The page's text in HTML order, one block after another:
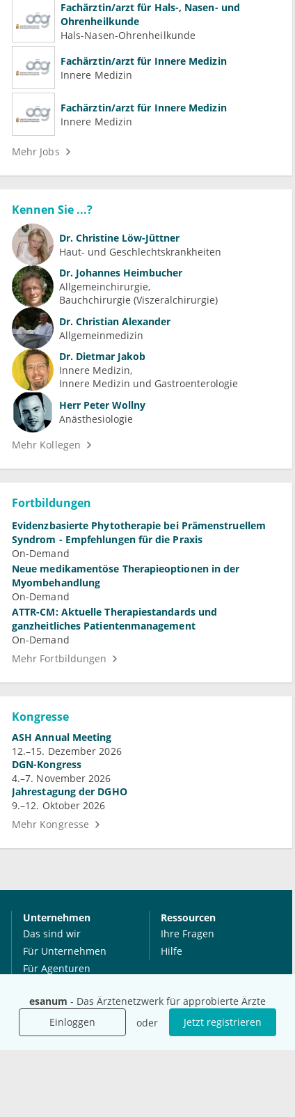
esanum - Das Ärztenetzwerk für approbierte Ärzte
Einloggen
oder Jetzt registrieren
Fachärztin/arzt für Hals-, Nasen- und
Ohrenheilkunde
Hals-Nasen-Ohrenheilkunde
Fachärztin/arzt für Innere Medizin
Innere Medizin
Fachärztin/arzt für Innere Medizin
Innere Medizin
Mehr Jobs
Kennen Sie ...?
Dr. Christine Löw-Jüttner
Haut- und Geschlechtskrankheiten
Dr. Johannes Heimbucher
Allgemeinchirurgie
Bauchchirurgie (Viszeralchirurgie)
Dr. Christian Alexander
Allgemeinmedizin
Dr. Dietmar Jakob
Innere Medizin
Innere Medizin und Gastroenterologie
Herr Peter Wollny
Anästhesiologie
Mehr Kollegen
Fortbildungen
Evidenzbasierte Phytotherapie bei Prämenstruellem
Syndrom - Empfehlungen für die Praxis
On-Demand
Neue medikamentöse Therapieoptionen in der
Myombehandlung
On-Demand
ATTR-CM: Aktuelle Therapiestandards und
ganzheitliches Patientenmanagement
On-Demand
Mehr Fortbildungen
Kongresse
ASH Annual Meeting
12.–15. Dezember 2026
DGN-Kongress
4.–7. November 2026
Jahrestagung der DGHO
9.–12. Oktober 2026
Mehr Kongresse
Unternehmen
Das sind wir
Für Unternehmen
Für Agenturen
Presse
Karriere
Jobs
Ressourcen
Ihre Fragen
Hilfe